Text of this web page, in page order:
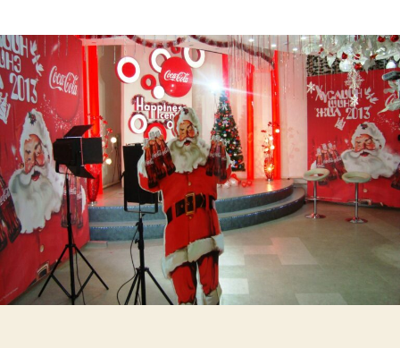
2013”
ХӨТӨЛБӨРИЙН
АЗТАНГУУД
ТОДОРЛОО